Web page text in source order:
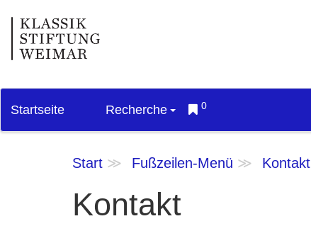
Startseite Recherche 0
Start Fußzeilen-Menü Kontakt
Kontakt